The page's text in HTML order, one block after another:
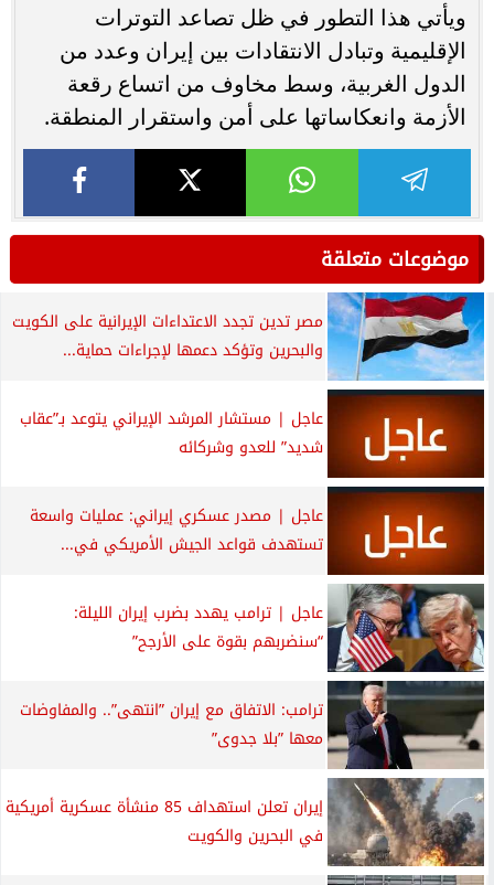
ويأتي هذا التطور في ظل تصاعد التوترات
الإقليمية وتبادل الانتقادات بين إيران وعدد من
الدول الغربية، وسط مخاوف من اتساع رقعة
الأزمة وانعكاساتها على أمن واستقرار المنطقة.
موضوعات متعلقة
مصر تدين تجدد الاعتداءات الإيرانية على الكويت
والبحرين وتؤكد دعمها لإجراءات حماية...
عاجل | مستشار المرشد الإيراني يتوعد بـ”عقاب
شديد” للعدو وشركائه
عاجل | مصدر عسكري إيراني: عمليات واسعة
تستهدف قواعد الجيش الأمريكي في...
عاجل | ترامب يهدد بضرب إيران الليلة:
“سنضربهم بقوة على الأرجح”
ترامب: الاتفاق مع إيران ”انتهى”.. والمفاوضات
معها ”بلا جدوى”
إيران تعلن استهداف 85 منشأة عسكرية أمريكية
في البحرين والكويت